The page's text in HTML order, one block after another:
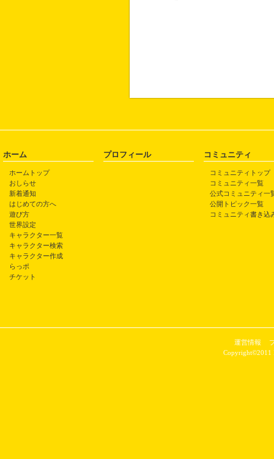
ホーム
ホームトップ
おしらせ
新着通知
はじめての方へ
遊び方
世界設定
キャラクター一覧
キャラクター検索
キャラクター作成
らっポ
チケット
プロフィール コミュニティ
コミュニティトップ
コミュニティ一覧
公式コミュニティ一
公開トピック一覧
コミュニティ書き込
運営情報
Copyright©2011